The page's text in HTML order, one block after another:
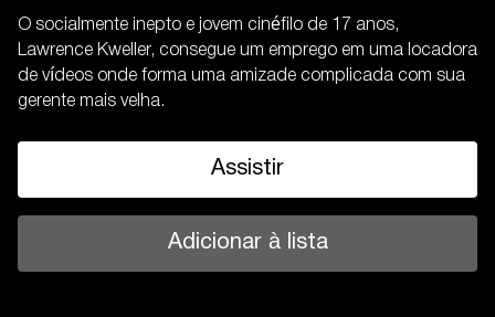
O socialmente inepto e jovem cinéfilo de 17 anos,
Lawrence Kweller, consegue um emprego em uma locadora
de vídeos onde forma uma amizade complicada com sua
gerente mais velha.
Assistir
Adicionar à lista